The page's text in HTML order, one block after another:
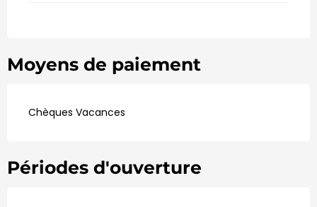
Moyens de paiement
Chèques Vacances
Périodes d'ouverture